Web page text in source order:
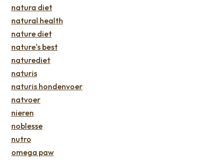
natura diet
natural health
nature diet
nature's best
naturediet
naturis
naturis hondenvoer
natvoer
nieren
noblesse
nutro
omega paw